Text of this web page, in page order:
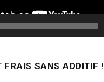
FRAIS SANS ADDITIF !